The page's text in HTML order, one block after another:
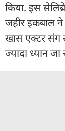
किया. इस
जहीर इकबाल
खास एक्टर संग
ज्यादा ध्यान जा